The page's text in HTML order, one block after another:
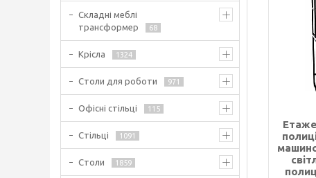
Складні меблі
трансформер
68
Крісла 1324
Столи для роботи 971
Офісні стільці 115
Стільці 1091
Столи 1859